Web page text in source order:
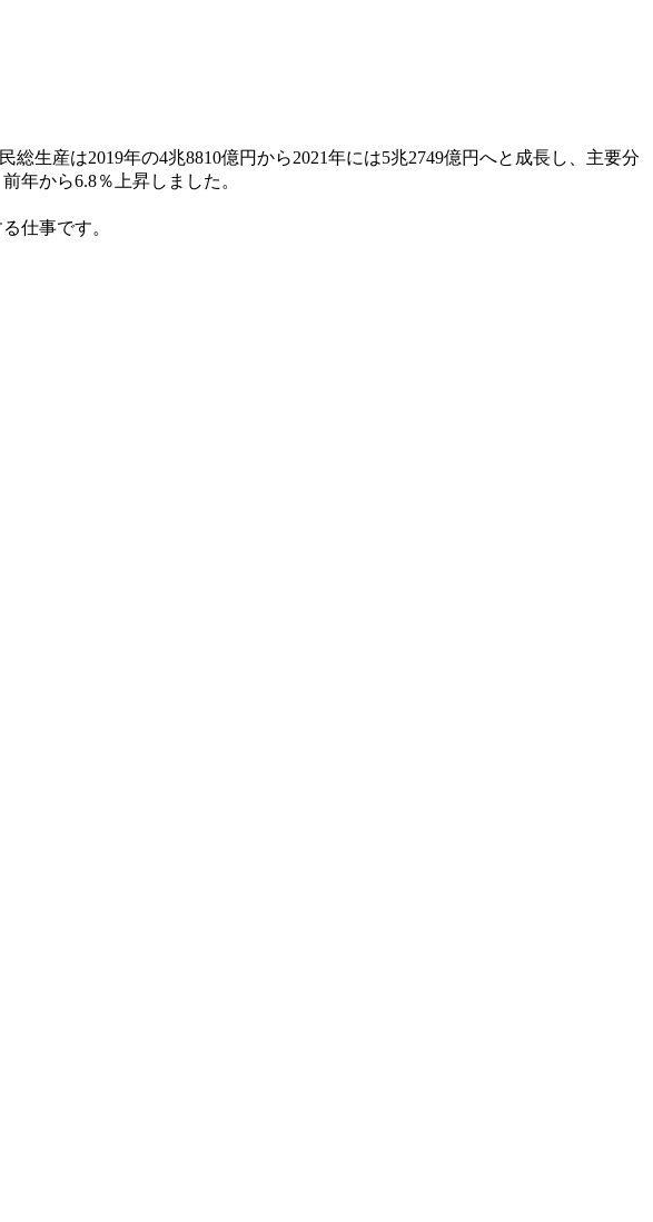
生産は2019年の4兆8810億円から2021年には5兆2749億円へと成長し、主要分
年から6.8％上昇しました。
仕事です。